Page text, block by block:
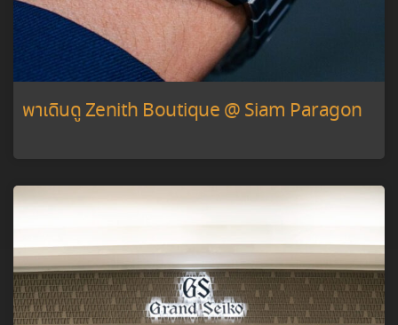
พาเดินดู Zenith Boutique @ Siam Paragon